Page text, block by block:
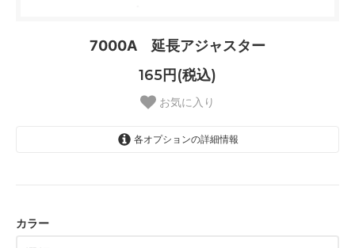
7000A 延長アジャスター
165円(税込)
お気に入り
各オプションの詳細情報
カラー